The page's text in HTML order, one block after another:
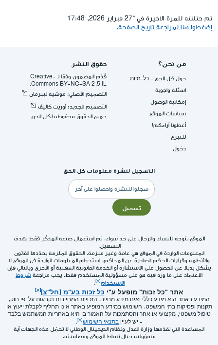
تم حتلنته للمرة الاخيرة في ־27 فبراير 2026, 17:48
إضغطوا هنا لمراجعة تاريخ الصفحة.
من نحن؟
حول كل الحق - כל-זכות
اسئلة واجوبة
إمكانية الوصول
سياسات الموقع
أعطونا آراءكم!
للتبرع
دخول
حقوق النشر
قُدِّم المضمون وفقا لـ -Creative
Commons BY-NC-SA 2.5 IL.
التصميم الأصلي: موشيه ليبرمان
التصميم الجديد: أوريت كاليڤ
جميع الحقوق محفوظة لكل الحق
التسجيل لنشرة معلومات كل الحق
البريد
الإلكتروني
تسجيل
الموقع يتوجه للنساء والرجال على حد سواء. تم استعمال صيغة المذكّر فقط بهدف
التسهيل.
المعلومات الواردة في الموقع هي عامة وغير ملزمة. الحقوق الملزمة يحدّدها القانون
والأنظمة وقرارات الحكم الصادرة عن المحاكم. استخدام المعلومات الواردة في الموقع لا
يشكل بديلا عن الحصول على الاستشارة أو الخدمة القانونية المهنية أو الأخرى وبالتالي فإن
الاعتماد على ما ورد فيه هو على مسؤولية المستخدم فقط. يجب مراجعة شروط
الاستخدام
.
אתר "כל זכות" מופעל ע"י כל זכות בע"מ (חל"צ)
המידע באתר הוא מידע כללי ואינו מידע מחייב. הזכויות המחייבות נקבעות על-פי חוק,
תקנות ופסיקות בתי המשפט. השימוש במידע המופיע באתר אינו תחליף לקבלת ייעוץ או
טיפול משפטי, מקצועי או אחר והסתמכות על האמור בו היא באחריות המשתמש בלבד
- יש לעיין בתנאי השימוש
.
المساعدة التي تقدّمها وزارة العدل ونظام الديجيتال الوطني لا تحمّل هذه الجهات أية
مسؤولية حيال نشاط الموقع ومضامينه.